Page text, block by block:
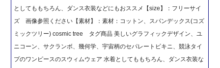
としてももちろん、ダンス衣装などにもおススメ【size】：フリーサイ
ズ 画像参照ください【素材】：素材：コットン、スパンデックス(コズ
ミックツリー) cosmic tree タグ商品 美しいグラフィックデザイン、ユ
ニコーン、サクランボ、幾何学、宇宙柄のセパレートビキニ、競泳タイ
プのワンピースのスウィムウェア 水着としてももちろん、ダンス衣装な